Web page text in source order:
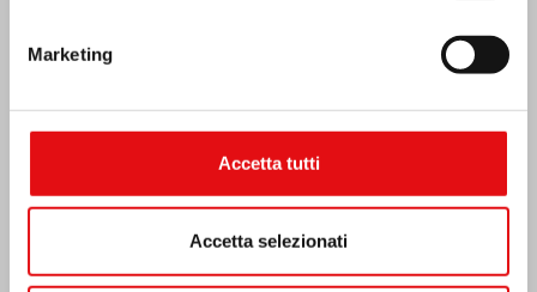
Marketing
Accetta tutti
Accetta selezionati